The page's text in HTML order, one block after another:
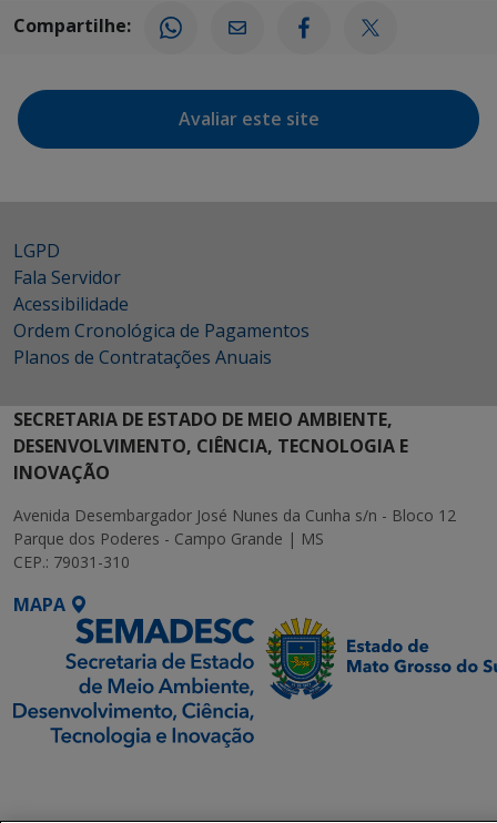
Compartilhe:
Avaliar este site
LGPD
Fala Servidor
Acessibilidade
Ordem Cronológica de Pagamentos
Planos de Contratações Anuais
SECRETARIA DE ESTADO DE MEIO AMBIENTE,
DESENVOLVIMENTO, CIÊNCIA, TECNOLOGIA E
INOVAÇÃO
Avenida Desembargador José Nunes da Cunha s/n - Bloco 12
Parque dos Poderes - Campo Grande | MS
CEP.: 79031-310
MAPA